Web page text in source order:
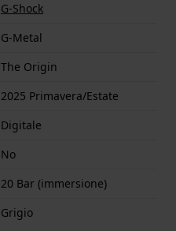
G-Shock
G-Metal
The Origin
2025 Primavera/Estate
Digitale
No
20 Bar (immersione)
Grigio